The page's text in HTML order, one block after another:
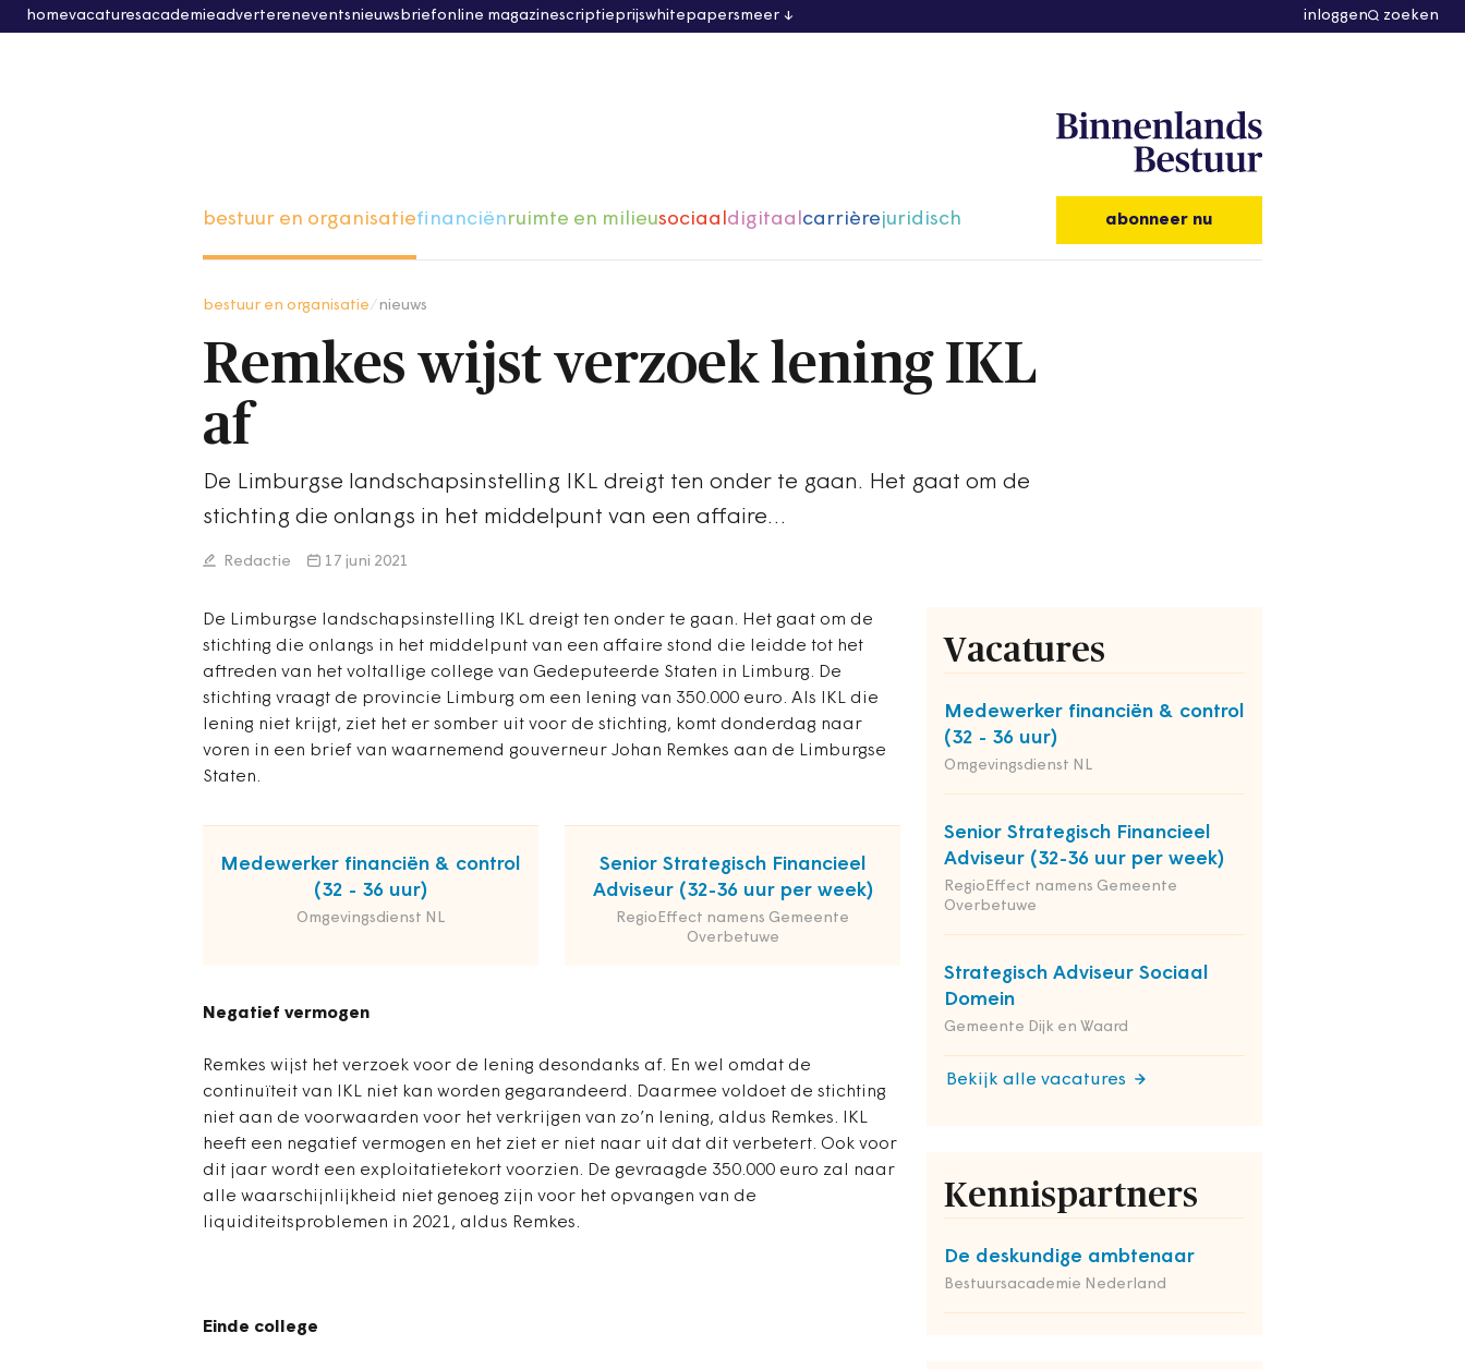
homevacaturesacademieadvertereneventsnieuwsbriefonline magazinescriptieprijswhitepapersmeer inloggen zoeken
bestuur en organisatiefinanciënruimte en milieusociaaldigitaalcarrièrejuridisch abonneer nu
bestuur en organisatie nieuws
Remkes wijst verzoek lening IKL
af
De Limburgse landschapsinstelling IKL dreigt ten onder te gaan. Het gaat om de
stichting die onlangs in het middelpunt van een affaire…
Redactie 17 juni 2021
De Limburgse landschapsinstelling IKL dreigt ten onder te gaan. Het gaat om de
stichting die onlangs in het middelpunt van een affaire stond die leidde tot het
aftreden van het voltallige college van Gedeputeerde Staten in Limburg. De
stichting vraagt de provincie Limburg om een lening van 350.000 euro. Als IKL die
lening niet krijgt, ziet het er somber uit voor de stichting, komt donderdag naar
voren in een brief van waarnemend gouverneur Johan Remkes aan de Limburgse
Staten.
Medewerker financiën & control
(32 - 36 uur)
Omgevingsdienst NL
Senior Strategisch Financieel
Adviseur (32-36 uur per week)
RegioEffect namens Gemeente
Overbetuwe
Negatief vermogen
Vacatures
Medewerker financiën & control
(32 - 36 uur)
Omgevingsdienst NL
Senior Strategisch Financieel
Adviseur (32-36 uur per week)
RegioEffect namens Gemeente
Overbetuwe
Strategisch Adviseur Sociaal
Domein
Gemeente Dijk en Waard
Bekijk alle vacatures
Kennispartners
De deskundige ambtenaar
Bestuursacademie Nederland
Remkes wijst het verzoek voor de lening desondanks af. En wel omdat de
continuïteit van IKL niet kan worden gegarandeerd. Daarmee voldoet de stichting
niet aan de voorwaarden voor het verkrijgen van zo’n lening, aldus Remkes. IKL
heeft een negatief vermogen en het ziet er niet naar uit dat dit verbetert. Ook voor
dit jaar wordt een exploitatietekort voorzien. De gevraagde 350.000 euro zal naar
alle waarschijnlijkheid niet genoeg zijn voor het opvangen van de
liquiditeitsproblemen in 2021, aldus Remkes.
Einde college